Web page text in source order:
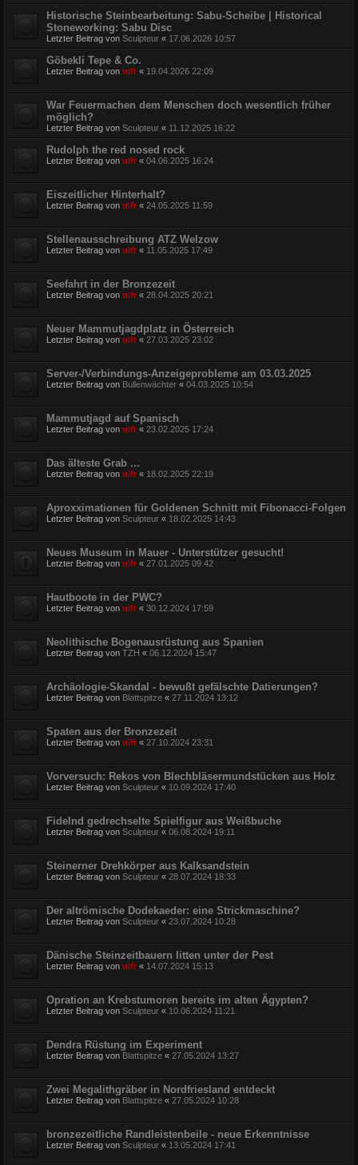
Historische Steinbearbeitung: Sabu-Scheibe | Historical
Stoneworking: Sabu Disc
Letzter Beitrag von Sculpteur « 17.06.2026 10:57
Göbekli Tepe & Co.
Letzter Beitrag von ulfr « 19.04.2026 22:09
War Feuermachen dem Menschen doch wesentlich früher
möglich?
Letzter Beitrag von Sculpteur « 11.12.2025 16:22
Rudolph the red nosed rock
Letzter Beitrag von ulfr « 04.06.2025 16:24
Eiszeitlicher Hinterhalt?
Letzter Beitrag von ulfr « 24.05.2025 11:59
Stellenausschreibung ATZ Welzow
Letzter Beitrag von ulfr « 11.05.2025 17:49
Seefahrt in der Bronzezeit
Letzter Beitrag von ulfr « 28.04.2025 20:21
Neuer Mammutjagdplatz in Österreich
Letzter Beitrag von ulfr « 27.03.2025 23:02
Server-/Verbindungs-Anzeigeprobleme am 03.03.2025
Letzter Beitrag von Bullenwächter « 04.03.2025 10:54
Mammutjagd auf Spanisch
Letzter Beitrag von ulfr « 23.02.2025 17:24
Das älteste Grab ...
Letzter Beitrag von ulfr « 18.02.2025 22:19
Aproxximationen für Goldenen Schnitt mit Fibonacci-Folgen
Letzter Beitrag von Sculpteur « 18.02.2025 14:43
Neues Museum in Mauer - Unterstützer gesucht!
Letzter Beitrag von ulfr « 27.01.2025 09:42
Hautboote in der PWC?
Letzter Beitrag von ulfr « 30.12.2024 17:59
Neolithische Bogenausrüstung aus Spanien
Letzter Beitrag von TZH « 06.12.2024 15:47
Archäologie-Skandal - bewußt gefälschte Datierungen?
Letzter Beitrag von Blattspitze « 27.11.2024 13:12
Spaten aus der Bronzezeit
Letzter Beitrag von ulfr « 27.10.2024 23:31
Vorversuch: Rekos von Blechbläsermundstücken aus Holz
Letzter Beitrag von Sculpteur « 10.09.2024 17:40
Fidelnd gedrechselte Spielfigur aus Weißbuche
Letzter Beitrag von Sculpteur « 06.08.2024 19:11
Steinerner Drehkörper aus Kalksandstein
Letzter Beitrag von Sculpteur « 28.07.2024 18:33
Der altrömische Dodekaeder: eine Strickmaschine?
Letzter Beitrag von Sculpteur « 23.07.2024 10:28
Dänische Steinzeitbauern litten unter der Pest
Letzter Beitrag von ulfr « 14.07.2024 15:13
Opration an Krebstumoren bereits im alten Ägypten?
Letzter Beitrag von Sculpteur « 10.06.2024 11:21
Dendra Rüstung im Experiment
Letzter Beitrag von Blattspitze « 27.05.2024 13:27
Zwei Megalithgräber in Nordfriesland entdeckt
Letzter Beitrag von Blattspitze « 27.05.2024 10:28
bronzezeitliche Randleistenbeile - neue Erkenntnisse
Letzter Beitrag von Sculpteur « 13.05.2024 17:41